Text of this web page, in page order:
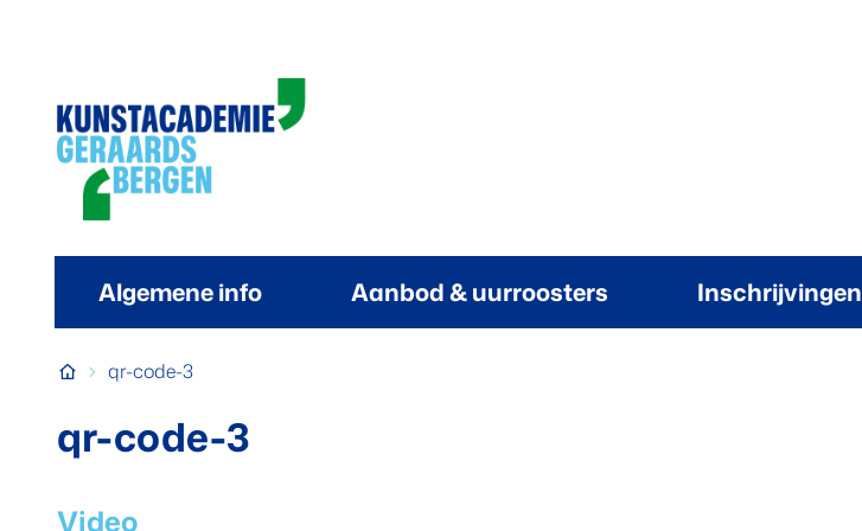
Algemene info Aanbod & uurroosters Inschrijvingen
Startpagina
qr-code-3
qr-code-3
Video